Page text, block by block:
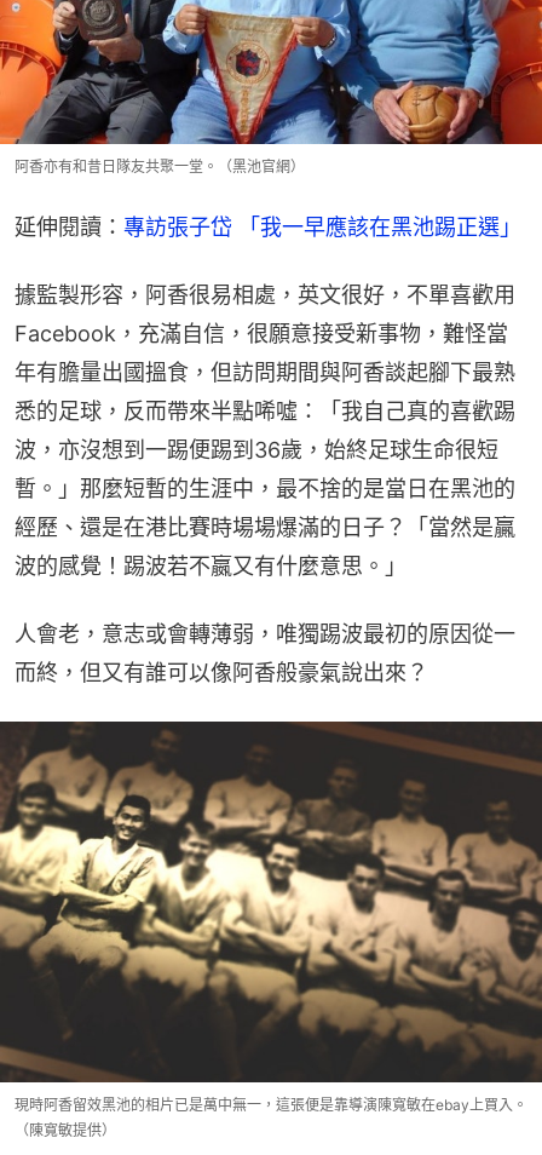
阿香亦有和昔日隊友共聚一堂。（黑池官網）
延伸閱讀： 專訪張子岱 「我一早應該在黑池踢正選」
據監製形容，阿香很易相處，英文很好，不單喜歡用
Facebook，充滿自信，很願意接受新事物，難怪當
年有膽量出國搵食，但訪問期間與阿香談起腳下最熟
悉的足球，反而帶來半點唏噓：「我自己真的喜歡踢
波，亦沒想到一踢便踢到36歲，始終足球生命很短
暫。」那麼短暫的生涯中，最不捨的是當日在黑池的
經歷、還是在港比賽時場場爆滿的日子？「當然是贏
波的感覺！踢波若不嬴又有什麼意思。」
人會老，意志或會轉薄弱，唯獨踢波最初的原因從一
而終，但又有誰可以像阿香般豪氣說出來？
現時阿香留效黑池的相片已是萬中無一，這張便是靠導演陳寬敏在ebay上買入。
（陳寬敏提供）